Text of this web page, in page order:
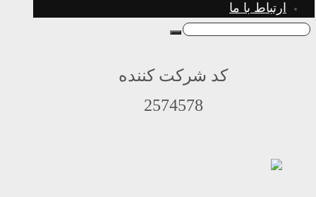
ارتباط با ما
کد شرکت کننده
2574578